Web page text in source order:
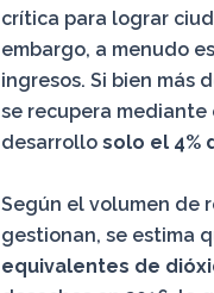
crítica para lograr
embargo, a menudo
ingresos. Si bien más
se recupera mediante
desarrollo solo el 4%
Según el volumen de
gestionan, se estima
equivalentes de